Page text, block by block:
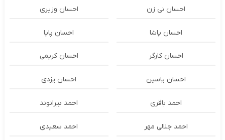
احسان نی زن احسان وزیری
احسان پاشا احسان پایا
احسان کارگر احسان کریمی
احسان یاسین احسان یزدی
احمد باقری احمد بیرانوند
احمد جلالی مهر احمد سعیدی